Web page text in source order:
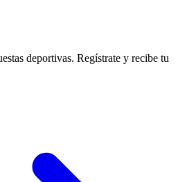
deportivas. Regístrate y recibe tu